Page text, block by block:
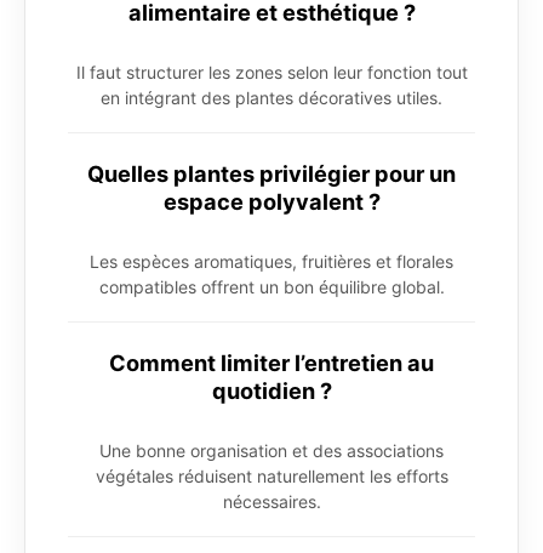
alimentaire et esthétique ?
Il faut structurer les zones selon leur fonction tout
en intégrant des plantes décoratives utiles.
Quelles plantes privilégier pour un
espace polyvalent ?
Les espèces aromatiques, fruitières et florales
compatibles offrent un bon équilibre global.
Comment limiter l’entretien au
quotidien ?
Une bonne organisation et des associations
végétales réduisent naturellement les efforts
nécessaires.